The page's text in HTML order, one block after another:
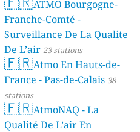
ATMO Bourgogne-
Franche-Comté -
Surveillance De La Qualite
De L’air 23 stations
🇫🇷Atmo En Hauts-de-
France - Pas-de-Calais 38
stations
🇫🇷AtmoNAQ - La
Qualité De L’air En